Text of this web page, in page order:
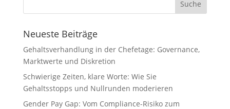
Neueste Beiträge
Gehaltsverhandlung in der Chefetage: Governance,
Marktwerte und Diskretion
Schwierige Zeiten, klare Worte: Wie Sie
Gehaltsstopps und Nullrunden moderieren
Gender Pay Gap: Vom Compliance-Risiko zum